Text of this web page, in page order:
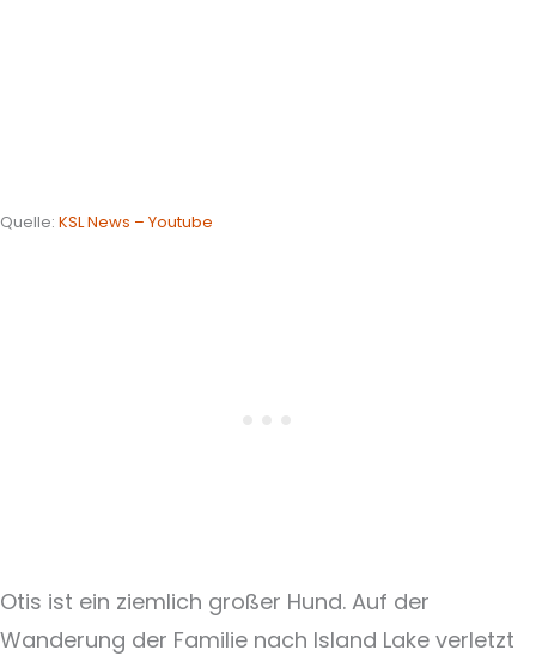
Quelle: KSL News – Youtube
Otis ist ein ziemlich großer Hund. Auf der
Wanderung der Familie nach Island Lake verletzt